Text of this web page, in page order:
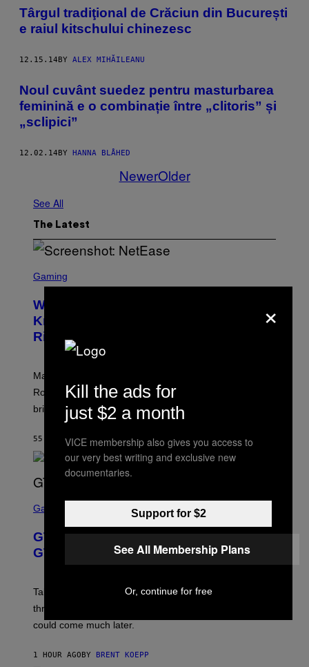
Târgul tradiţional de Crăciun din București
e raiul kitschului chinezesc
12.15.14BY ALEX MIHĂILEANU
Noul cuvânt suedez pentru masturbarea
feminină e o combinație între „clitoris” și
„sclipici”
12.02.14 BY HANNA BLÅHED
NewerOlder
See All
The Latest
C
E
N
S
H
N
E
E
E
Gaming
Who Is The Hood? Everything To
Know About The Newest Marvel
Rivals Character
Marvel Rivals fans can study up on exactly who Parker
Robbins is in Marvel lore and what skills the Vanguard
brings to matches.
55 MINUTES AGOBYDENNY CONNOLLY
C
E
N
S
T
R
C
S
Gaming
GTA 6 Gets Concerning Update About
GTA Online Release Date
Take-Two still won’t discuss GTA Online with GTA 6 only
three months away, raising concerns that its release
could come much later.
1 HOUR AGO BY BRENT KOEPP
×
Kill the ads for
just $2 a month
VICE membership also gives you access to
our very best writing and exclusive new
documentaries.
Support for $2
See All Membership Plans
Or, continue for free